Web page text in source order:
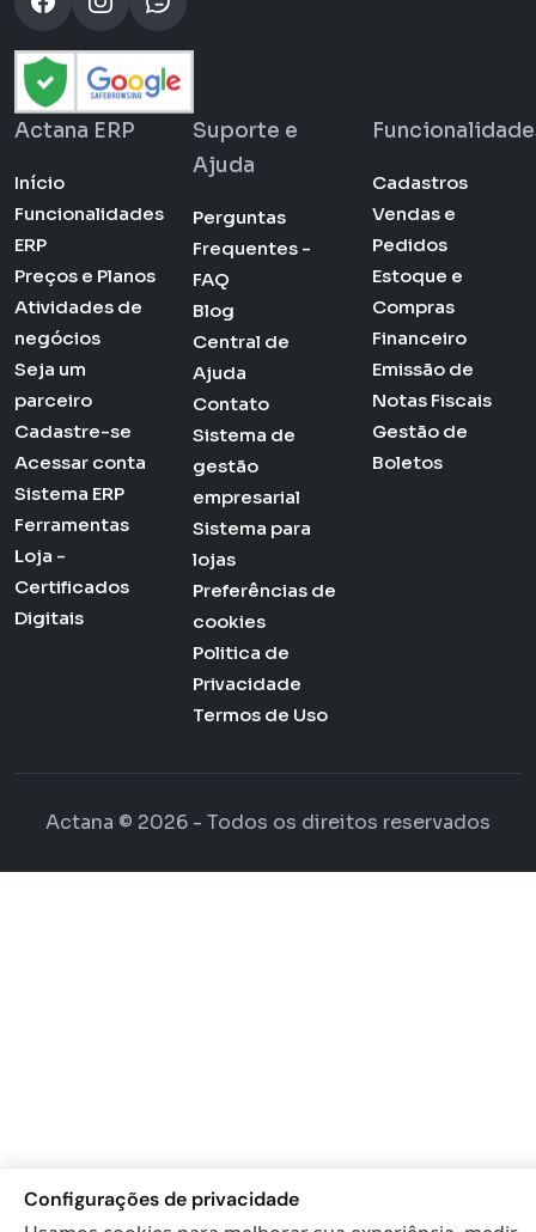
Actana ERP
Início
Funcionalidades
ERP
Preços e Planos
Atividades de
negócios
Seja um
parceiro
Cadastre-se
Acessar conta
Sistema ERP
Ferramentas
Loja -
Certificados
Digitais
Suporte e
Ajuda
Perguntas
Frequentes -
FAQ
Blog
Central de
Ajuda
Contato
Sistema de
gestão
empresarial
Sistema para
lojas
Preferências de
cookies
Politica de
Privacidade
Termos de Uso
Cadastros
Vendas e
Pedidos
Estoque e
Compras
Financeiro
Emissão de
Notas Fiscais
Gestão de
Boletos
Actana © 2026 - Todos os direitos reservados
Configurações de privacidade